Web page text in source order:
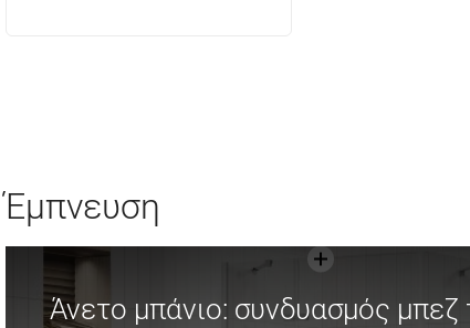
Έμπνευση
Άνετο μπάνιο: συνδυασμός μπεζ